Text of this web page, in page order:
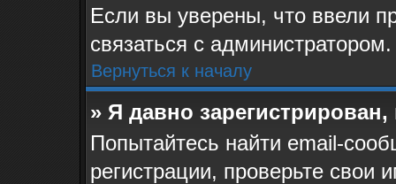
Если вы уверены, что ввели
связаться с администратором.
Вернуться к началу
» Я давно
Попытайтесь найти email-
регистрации, проверьте свои